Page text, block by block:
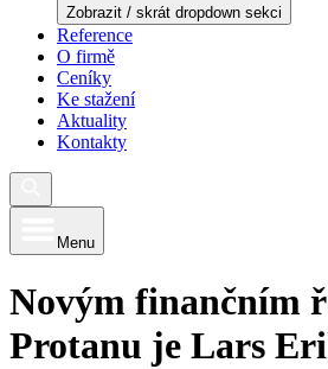
Zobrazit / skrát dropdown sekci
Reference
O firmě
Ceníky
Ke stažení
Aktuality
Kontakty
Menu
Novým finančním
Protanu je Lars